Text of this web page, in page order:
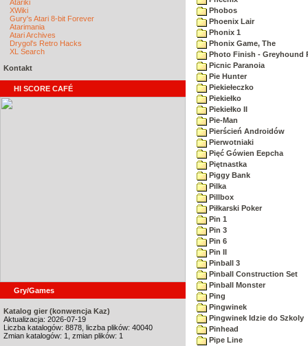
Atariki
XWiki
Gury's Atari 8-bit Forever
Atarimania
Atari Archives
Drygol's Retro Hacks
XL Search
Kontakt
HI SCORE CAFÉ
Gry/Games
Katalog gier (konwencja Kaz)
Aktualizacja: 2026-07-19
Liczba katalogów: 8878, liczba plików: 40040
Zmian katalogów: 1, zmian plików: 1
Phobos
Phoenix Lair
Phonix 1
Phonix Game, The
Photo Finish - Greyhound
Picnic Paranoia
Pie Hunter
Piekiełeczko
Piekiełko
Piekiełko II
Pie-Man
Pierścień Androidów
Pierwotniaki
Pięć Gówien Eepcha
Piętnastka
Piggy Bank
Pilka
Pillbox
Piłkarski Poker
Pin 1
Pin 3
Pin 6
Pin II
Pinball 3
Pinball Construction Set
Pinball Monster
Ping
Pingwinek
Pingwinek Idzie do Szkoly
Pinhead
Pipe Line